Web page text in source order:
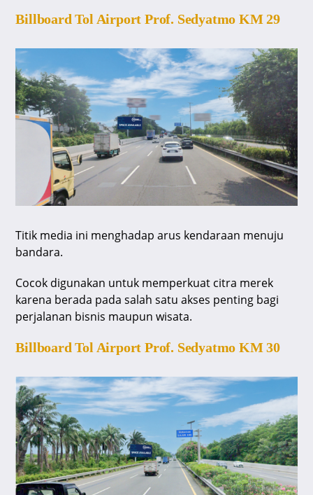
Billboard Tol Airport Prof. Sedyatmo KM 29
Titik media ini menghadap arus kendaraan menuju
bandara.
Cocok digunakan untuk memperkuat citra merek
karena berada pada salah satu akses penting bagi
perjalanan bisnis maupun wisata.
Billboard Tol Airport Prof. Sedyatmo KM 30